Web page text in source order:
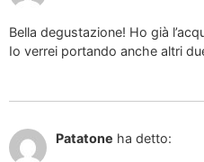
Bella degustazione! Ho già
Io verrei portando anche altri
Patatone ha detto: